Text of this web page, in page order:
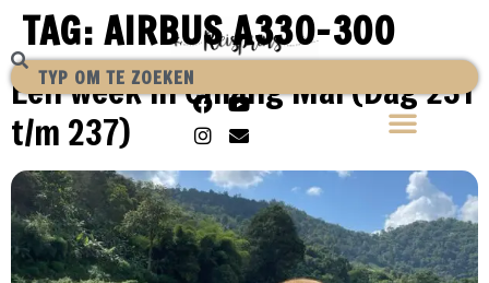
TAG: AIRBUS A330-300
Een week in Chiang Mai (Dag 231
t/m 237)